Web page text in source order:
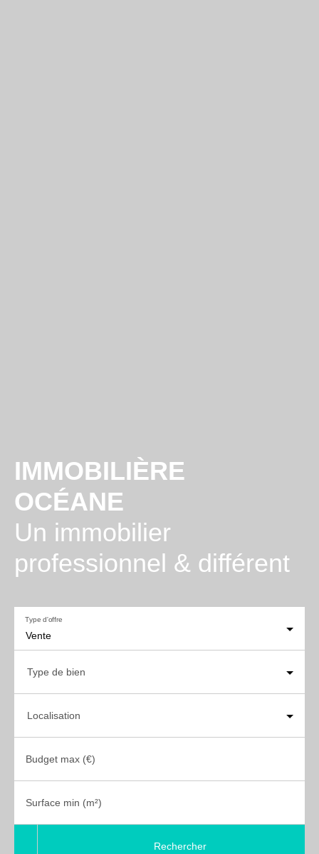
IMMOBILIÈRE
OCÉANE
Un immobilier
professionnel & différent
Vente
Type d'offre
Type de bien
Localisation
Budget max (€)
Surface min (m²)
Rechercher